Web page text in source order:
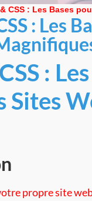
CSS : Les Bases
: Les
:
Sites
propre site